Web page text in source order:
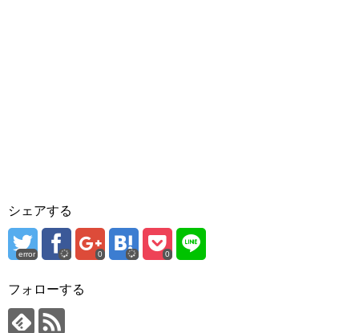
シェアする
error 0 0
フォローする